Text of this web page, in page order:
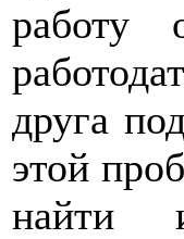
работу
друга
этой
найти